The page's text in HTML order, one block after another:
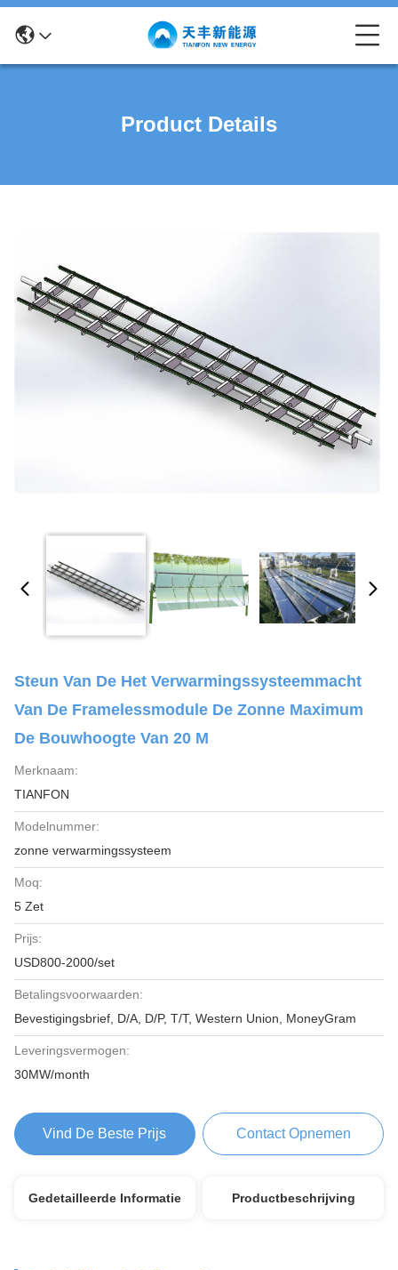
Product Details
Steun Van De Het Verwarmingssysteemmacht
Van De Framelessmodule De Zonne Maximum
De Bouwhoogte Van 20 M
Merknaam:
TIANFON
Modelnummer:
zonne verwarmingssysteem
Moq:
5 Zet
Prijs:
USD800-2000/set
Betalingsvoorwaarden:
Bevestigingsbrief, D/A, D/P, T/T, Western Union, MoneyGram
Leveringsvermogen:
30MW/month
Vind De Beste Prijs Contact Opnemen
Gedetailleerde Informatie Productbeschrijving